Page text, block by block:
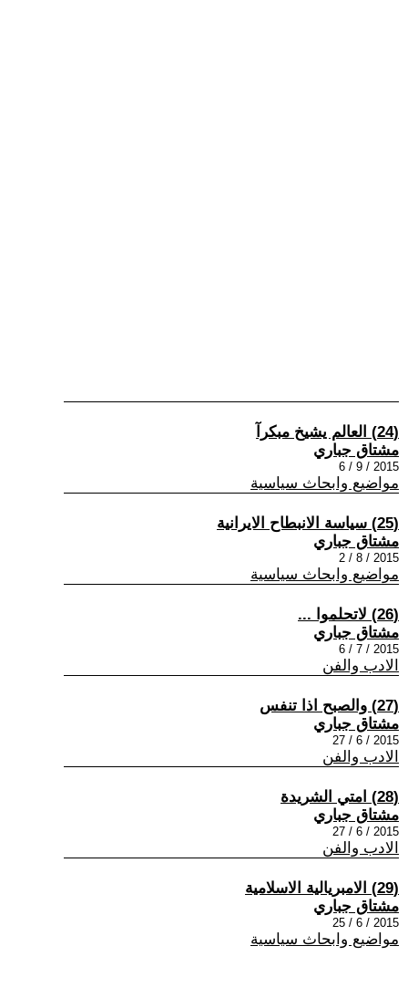
(24) العالم يشيخ مبكرآ
مشتاق جباري
2015 / 9 / 6
مواضيع وابحاث سياسية
(25) سياسة الانبطاح الايرانية
مشتاق جباري
2015 / 8 / 2
مواضيع وابحاث سياسية
(26) لاتحلموا ...
مشتاق جباري
2015 / 7 / 6
الادب والفن
(27) والصبح اذا تنفس
مشتاق جباري
2015 / 6 / 27
الادب والفن
(28) امتي الشريدة
مشتاق جباري
2015 / 6 / 27
الادب والفن
(29) الامبريالية الاسلامية
مشتاق جباري
2015 / 6 / 25
مواضيع وابحاث سياسية